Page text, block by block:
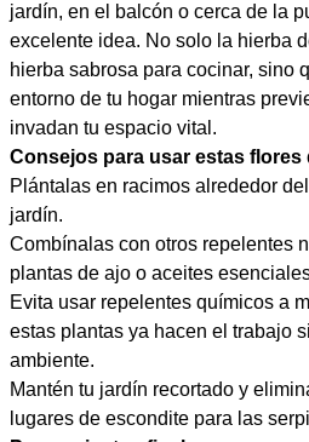
jardín, en el balcón o cerca de la
excelente idea. No solo la hierba
hierba sabrosa para cocinar, sino
entorno de tu hogar mientras
invadan tu espacio vital.
Consejos para usar estas flores
Plántalas en racimos alrededor
jardín.
Combínalas con otros repelentes
plantas de ajo o aceites
Evita usar repelentes químicos a
estas plantas ya hacen el trabajo
ambiente.
Mantén tu jardín recortado y
lugares de escondite para las